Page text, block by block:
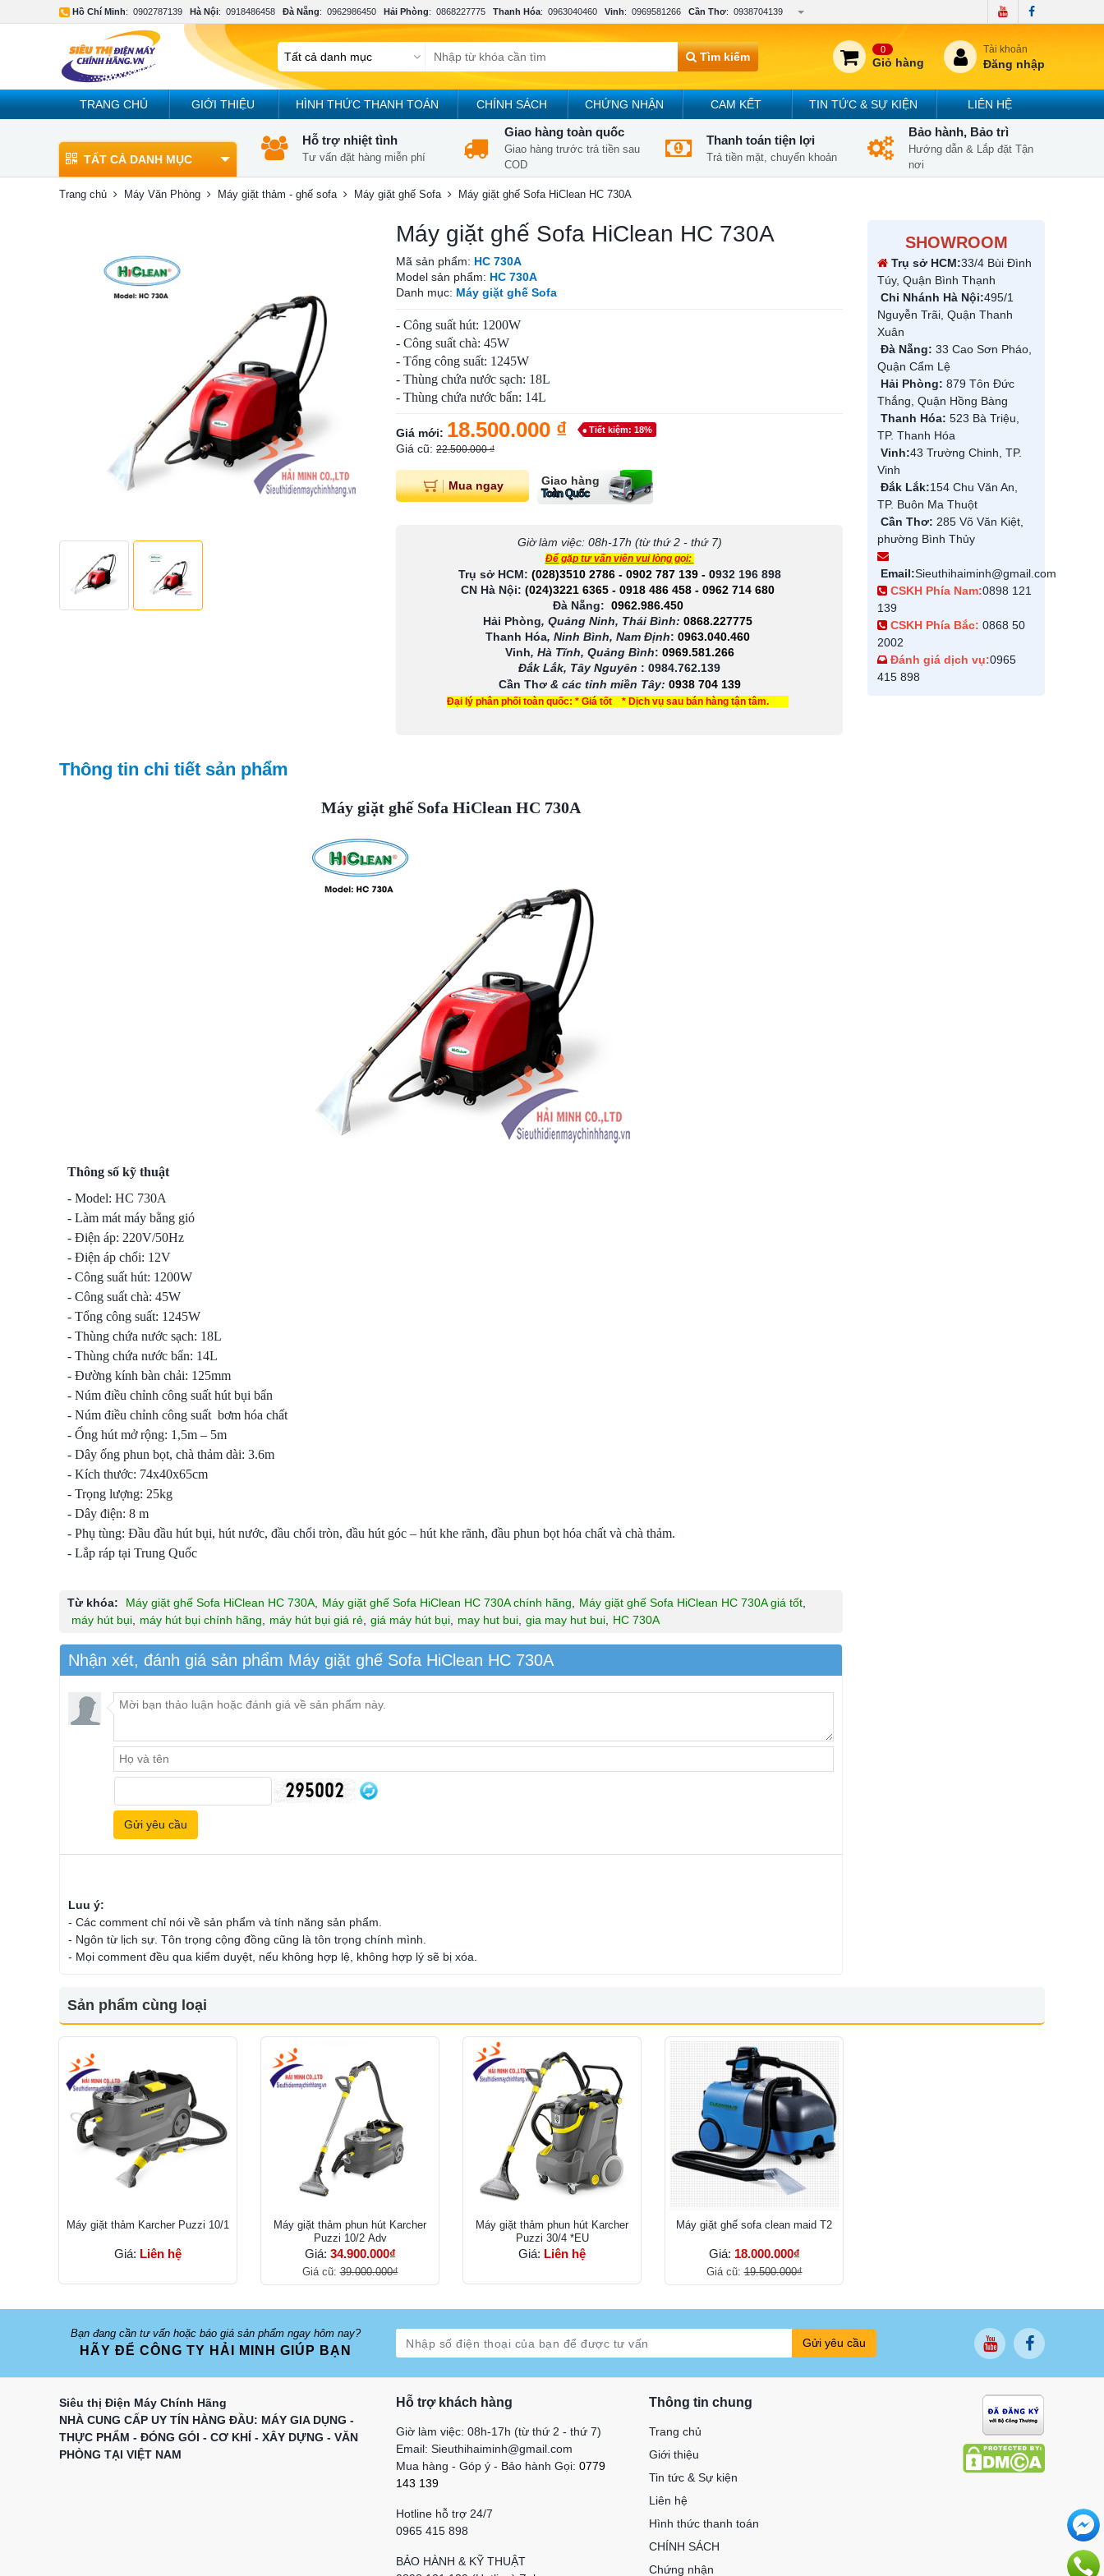
Hồ Chí Minh: 0902787139 Hà Nội: 0918486458 Đà Nẵng: 0962986450 Hải Phòng: 0868227775 Thanh Hóa: 0963040460 Vinh: 0969581266 Cần Thơ: 0938704139
Tìm kiếm
0
Giỏ hàng
Tài khoản
Đăng nhập
TRANG CHỦ GIỚI THIỆU HÌNH THỨC THANH TOÁN CHÍNH SÁCH CHỨNG NHẬN CAM KẾT TIN TỨC & SỰ KIỆN LIÊN HỆ
TẤT CẢ DANH MỤC
Hỗ trợ nhiệt tình
Tư vấn đặt hàng miễn phí
Giao hàng toàn quốc
Giao hàng trước trả tiền sau
COD
Thanh toán tiện lợi
Trả tiền mặt, chuyển khoản
Bảo hành, Bảo trì
Hướng dẫn & Lắp đặt Tận
nơi
Trang chủ Máy Văn Phòng Máy giặt thảm - ghế sofa Máy giặt ghế Sofa Máy giặt ghế Sofa HiClean HC 730A
Máy giặt ghế Sofa HiClean HC 730A
Mã sản phẩm: HC 730A
Model sản phẩm: HC 730A
Danh mục: Máy giặt ghế Sofa
- Công suất hút: 1200W
- Công suất chà: 45W
- Tổng công suất: 1245W
- Thùng chứa nước sạch: 18L
- Thùng chứa nước bẩn: 14L
Giá mới: 18.500.000 ₫ Tiết kiệm: 18%
Giá cũ: 22.500.000 ₫
Mua ngay Giao hàng
Toàn Quốc
Giờ làm việc: 08h-17h (từ thứ 2 - thứ 7)
Để gặp tư vấn viên vui lòng gọi:
Trụ sở HCM: (028)3510 2786 - 0902 787 139- 0932 196 898
CN Hà Nội: (024)3221 6365 - 0918 486 458 - 0962 714 680
Đà Nẵng: 0962.986.450
Hải Phòng, Quảng Ninh, Thái Bình: 0868.227775
Thanh Hóa, Ninh Bình, Nam Định: 0963.040.460
Vinh, Hà Tĩnh, Quảng Bình: 0969.581.266
Đắk Lắk, Tây Nguyên : 0984.762.139
Cần Thơ & các tỉnh miền Tây: 0938 704 139
Đại lý phân phối toàn quốc: * Giá tốt * Dịch vụ sau bán hàng tận tâm.
SHOWROOM
Trụ sở HCM:33/4 Bùi Đình
Túy, Quận Bình Thạnh
Chi Nhánh Hà Nội:495/1
Nguyễn Trãi, Quận Thanh
Xuân
Đà Nẵng: 33 Cao Sơn Pháo,
Quận Cẩm Lệ
Hải Phòng: 879 Tôn Đức
Thắng, Quận Hồng Bàng
Thanh Hóa: 523 Bà Triệu,
TP. Thanh Hóa
Vinh:43 Trường Chinh, TP.
Vinh
Đắk Lắk:154 Chu Văn An,
TP. Buôn Ma Thuột
Cần Thơ: 285 Võ Văn Kiệt,
phường Bình Thủy
Email:Sieuthihaiminh@gmail.com
CSKH Phía Nam:0898 121
139
CSKH Phía Bắc: 0868 50
2002
Đánh giá dịch vụ:0965
415 898
Thông tin chi tiết sản phẩm
Máy giặt ghế Sofa HiClean HC 730A
Thông số kỹ thuật
- Model: HC 730A
- Làm mát máy bằng gió
- Điện áp: 220V/50Hz
- Điện áp chổi: 12V
- Công suất hút: 1200W
- Công suất chà: 45W
- Tổng công suất: 1245W
- Thùng chứa nước sạch: 18L
- Thùng chứa nước bẩn: 14L
- Đường kính bàn chải: 125mm
- Núm điều chỉnh công suất hút bụi bẩn
- Núm điều chỉnh công suất bơm hóa chất
- Ống hút mở rộng: 1,5m – 5m
- Dây ống phun bọt, chà thảm dài: 3.6m
- Kích thước: 74x40x65cm
- Trọng lượng: 25kg
- Dây điện: 8 m
- Phụ tùng: Đầu đầu hút bụi, hút nước, đầu chổi tròn, đầu hút góc – hút khe rãnh, đầu phun bọt hóa chất và chà thảm.
- Lắp ráp tại Trung Quốc
Từ khóa: Máy giặt ghế Sofa HiClean HC 730A Máy giặt ghế Sofa HiClean HC 730A chính hãng Máy giặt ghế Sofa HiClean HC 730A giá tốt
máy hút bụi
máy hút bụi chính hãng máy hút bụi giá rẻ giá máy hút bụi may hut bui gia may hut bui HC 730A
Nhận xét, đánh giá sản phẩm Máy giặt ghế Sofa HiClean HC 730A
Luu ý:
- Các comment chỉ nói về sản phẩm và tính năng sản phẩm.
- Ngôn từ lịch sự. Tôn trọng cộng đồng cũng là tôn trọng chính mình.
- Mọi comment đều qua kiểm duyệt, nếu không hợp lệ, không hợp lý sẽ bị xóa.
Sản phẩm cùng loại
Máy giặt thảm Karcher Puzzi 10/1
Giá: Liên hệ
Máy giặt thảm phun hút Karcher
Puzzi 10/2 Adv
Giá: 34.900.000₫
Giá cũ:39.000.000₫
Máy giặt thảm phun hút Karcher
Puzzi 30/4 *EU
Giá: Liên hệ
Máy giặt ghế sofa clean maid T2
Giá: 18.000.000₫
Giá cũ:19.500.000₫
Bạn đang cần tư vấn hoặc báo giá sản phẩm ngay hôm nay?
HÃY ĐỂ CÔNG TY HẢI MINH GIÚP BẠN
Gửi yêu cầu
Siêu thị Điện Máy Chính Hãng
NHÀ CUNG CẤP UY TÍN HÀNG ĐẦU: MÁY GIA DỤNG -
THỰC PHẨM - ĐÓNG GÓI - CƠ KHÍ - XÂY DỰNG - VĂN
PHÒNG TẠI VIỆT NAM
Hỗ trợ khách hàng
Giờ làm việc: 08h-17h (từ thứ 2 - thứ 7)
Email: Sieuthihaiminh@gmail.com
Mua hàng - Góp ý - Bảo hành Gọi: 0779
143 139
Hotline hỗ trợ 24/7
0965 415 898
BẢO HÀNH & KỸ THUẬT
Thông tin chung
Trang chủ
Giới thiệu
Tin tức & Sự kiện
Liên hệ
Hình thức thanh toán
CHÍNH SÁCH
Chứng nhận